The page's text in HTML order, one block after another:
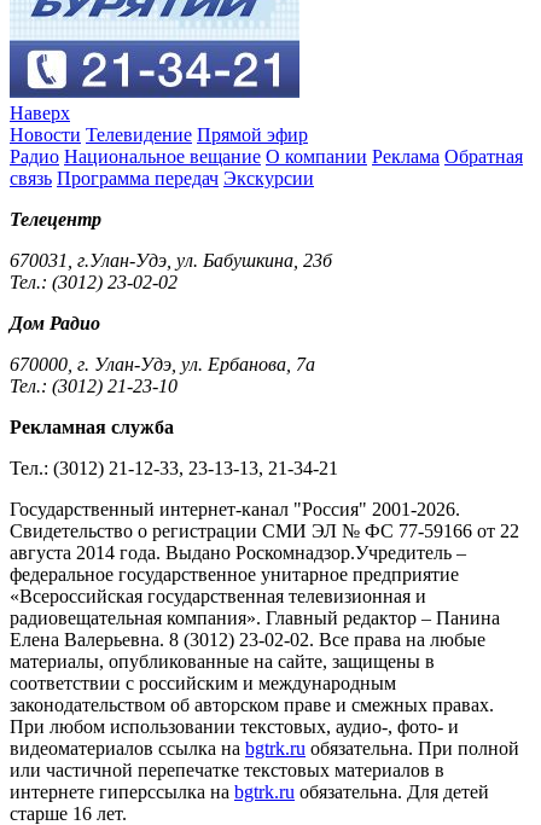
Наверх
Новости Телевидение Прямой эфир
Радио Национальное вещание О компании Реклама Обратная
связь Программа передач Экскурсии
Телецентр
670031, г.Улан-Удэ, ул. Бабушкина, 23б
Тел.: (3012) 23-02-02
Дом Радио
670000, г. Улан-Удэ, ул. Ербанова, 7а
Тел.: (3012) 21-23-10
Рекламная служба
Тел.: (3012) 21-12-33, 23-13-13, 21-34-21
Государственный интернет-канал "Россия" 2001-2026.
Cвидетельство о регистрации СМИ ЭЛ № ФС 77-59166 от 22
августа 2014 года. Выдано Роскомнадзор.Учредитель –
федеральное государственное унитарное предприятие
«Всероссийская государственная телевизионная и
радиовещательная компания». Главный редактор – Панина
Елена Валерьевна. 8 (3012) 23-02-02. Все права на любые
материалы, опубликованные на сайте, защищены в
соответствии с российским и международным
законодательством об авторском праве и смежных правах.
При любом использовании текстовых, аудио-, фото- и
видеоматериалов ссылка на bgtrk.ru обязательна. При полной
или частичной перепечатке текстовых материалов в
интернете гиперссылка на bgtrk.ru обязательна. Для детей
старше 16 лет.